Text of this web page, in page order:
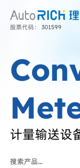
股票代码： 301599
计量输送设